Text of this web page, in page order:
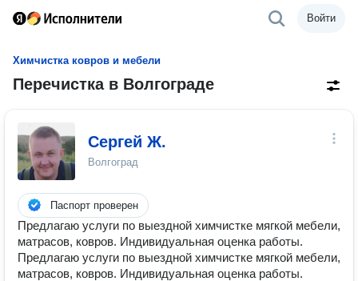
Войти
Химчистка ковров и мебели
Перечистка в Волгограде
Сергей Ж.
Волгоград
Паспорт проверен
Предлагаю услуги по выездной химчистке мягкой мебели,
матрасов, ковров. Индивидуальная оценка работы.
Предлагаю услуги по выездной химчистке мягкой мебели,
матрасов, ковров. Индивидуальная оценка работы.